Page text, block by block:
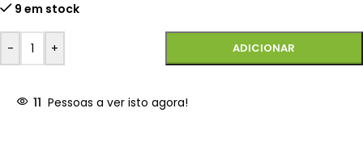
9 em stock
- + ADICIONAR
11 Pessoas a ver isto agora!